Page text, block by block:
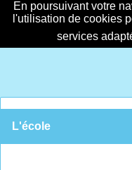
En poursuivant votre
l'utilisation de cookies
services
L'école